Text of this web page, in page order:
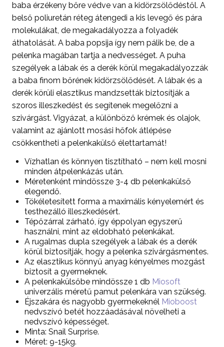
baba érzékeny bőre védve van a kidörzsölődéstől. A
belső poliuretán réteg átengedi a kis levegő és pára
molekulákat, de megakadályozza a folyadék
áthatolását. A baba popsija így nem pálik be, de a
pelenka magában tartja a nedvességet. A puha
szegélyek a lábak és a derék körül megakadályozzák
a baba finom bőrének kidörzsölődését. A lábak és a
derék körüli elasztikus mandzsetták biztosítják a
szoros illeszkedést és segítenek megelőzni a
szivárgást. Vigyázat, a különböző krémek és olajok,
valamint az ajánlott mosási hőfok átlépése
csökkentheti a pelenkakülső élettartamát!
Vízhatlan és könnyen tisztítható – nem kell mosni
minden átpelenkázás után.
Méretenként mindössze 3-4 db pelenkakülső
elegendő.
Tökéletesített forma a maximális kényelemért és
testhezálló illeszkedésért.
Tépőzárral zárható, így éppolyan egyszerű
használni, mint az eldobható pelenkákat.
A rugalmas dupla szegélyek a lábak és a derék
körül biztosítják, hogy a pelenka szivárgásmentes.
Az elasztikus könnyű anyag kényelmes mozgást
biztosít a gyermeknek.
A pelenkakülsőbe mindössze 1 db Miosoft
univerzális méretű pamut pelenkára van szükség.
Éjszakára és nagyobb gyermekeknél Mioboost
nedvszívó betét hozzáadásával növelheti a
nedvszívó képességet.
Minta: Snail Surprise.
Méret: 9-15kg.